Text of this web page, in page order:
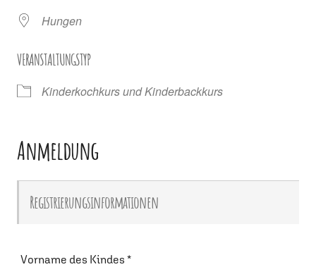
Hungen
VERANSTALTUNGSTYP
Kinderkochkurs und Kinderbackkurs
Anmeldung
Registrierungsinformationen
Vorname des Kindes *